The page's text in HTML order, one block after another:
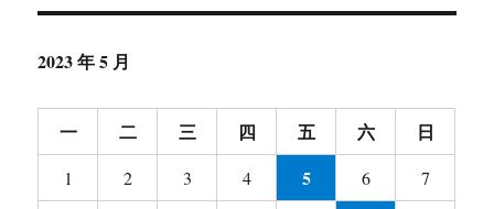
2023 年 5 月
一 二 三 四 五 六 日
1 2 3 4 5 6
7